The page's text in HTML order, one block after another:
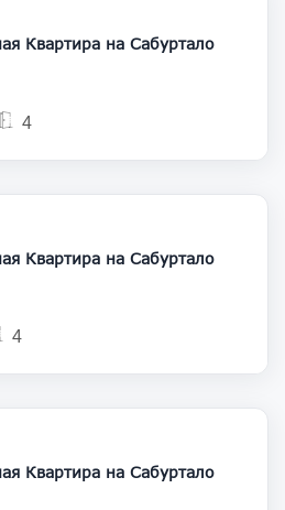
Продается 4 комнатная Квартира на Сабуртало
4
235 000
Продается 4 комнатная Квартира на Сабуртало
4
240 000
Продается 4 комнатная Квартира на Сабуртало